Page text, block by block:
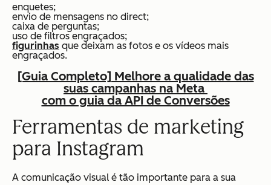
enquetes;
envio de mensagens no direct;
caixa de perguntas;
uso de filtros engraçados;
figurinhas que deixam as fotos e os vídeos mais
engraçados.
[Guia Completo] Melhore a qualidade das
suas campanhas na Meta
com o guia da API de Conversões
Ferramentas de marketing
para Instagram
A comunicação visual é tão importante para a sua